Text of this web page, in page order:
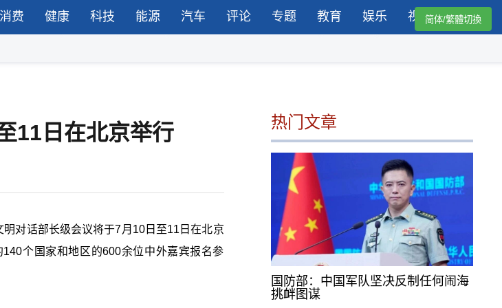
消费 健康 科技 能源 汽车 评论 专题 教育 娱乐 视频简体/繁體切換
11日在北京举行
对话部长级会议将于7月10日至11日在北京
个国家和地区的600余位中外嘉宾报名参
热门文章
国防部：中国军队坚决反制任何闹海
挑衅图谋